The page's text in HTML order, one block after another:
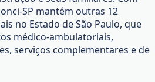
SP mantém outras 12
no Estado de São Paulo, que
médico-ambulatoriais,
serviços complementares e de